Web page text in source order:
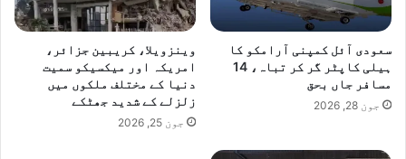
سعودی آئل کمپنی آرامکو کا
ہیلی کاپٹر گر کر تباہ، 14
مسافر جاں بحق
جون 28, 2026
وینزویلا، کریبین جزائر،
امریکہ اور میکسیکو سمیت
دنیا کے مختلف ملکوں میں
زلزلے کے شدید جھٹکے
جون 25, 2026